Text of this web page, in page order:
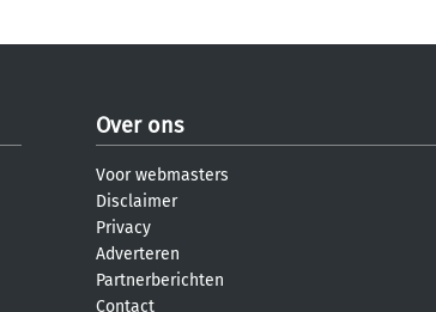
Over ons
Voor webmasters
Disclaimer
Privacy
Adverteren
Partnerberichten
Contact